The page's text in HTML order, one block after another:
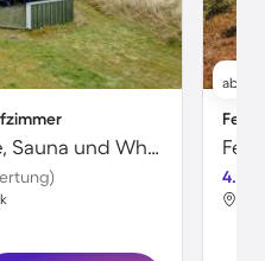
Ferienhaus mit Terrasse, Sauna und Whirlpool | Seeblick
ab
4.7